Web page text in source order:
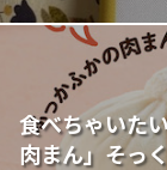
食べちゃいた
肉まん」そっ